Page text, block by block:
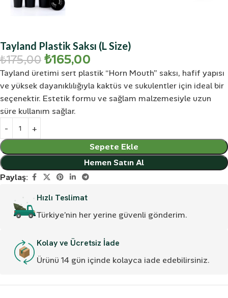
Tayland Plastik Saksı (L Size)
₺175,00 ₺165,00
Tayland üretimi sert plastik “Horn Mouth” saksı, hafif yapısı
ve yüksek dayanıklılığıyla kaktüs ve sukulentler için ideal bir
seçenektir. Estetik formu ve sağlam malzemesiyle uzun
süre kullanım sağlar.
Sepete Ekle
Hemen Satın Al
Paylaş:
Hızlı Teslimat
Türkiye’nin her yerine güvenli gönderim.
Kolay ve Ücretsiz İade
Ürünü 14 gün içinde kolayca iade edebilirsiniz.